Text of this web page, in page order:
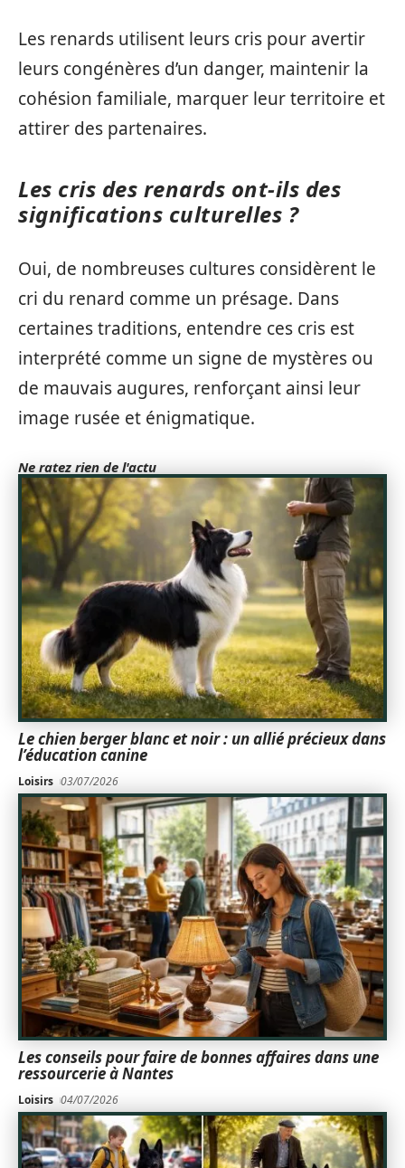
Les renards utilisent leurs cris pour avertir
leurs congénères d’un danger, maintenir la
cohésion familiale, marquer leur territoire et
attirer des partenaires.
Les cris des renards ont-ils des
significations culturelles ?
Oui, de nombreuses cultures considèrent le
cri du renard comme un présage. Dans
certaines traditions, entendre ces cris est
interprété comme un signe de mystères ou
de mauvais augures, renforçant ainsi leur
image rusée et énigmatique.
Ne ratez rien de l'actu
Le chien berger blanc et noir : un allié précieux dans
l’éducation canine
Loisirs 03/07/2026
Les conseils pour faire de bonnes affaires dans une
ressourcerie à Nantes
Loisirs 04/07/2026